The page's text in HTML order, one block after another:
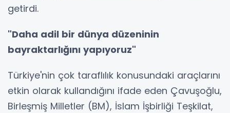
getirdi.
"Daha adil bir dünya düzeninin
bayraktarlığını yapıyoruz"
Türkiye'nin çok taraflılık konusundaki araçlarını
etkin olarak kullandığını ifade eden Çavuşoğlu,
Birleşmiş Milletler (BM), İslam İşbirliği Teşkilat,